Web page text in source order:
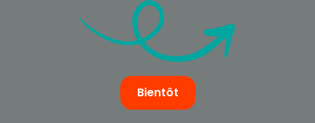
Bientôt